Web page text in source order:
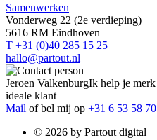
Samenwerken
Vonderweg 22 (2e verdieping)
5616 RM Eindhoven
T +31 (0)40 285 15 25
hallo@partout.nl
Jeroen ValkenburgIk help je
ideale klant
Mail of bel mij op +31 6 53 58
© 2026 by Partout digital